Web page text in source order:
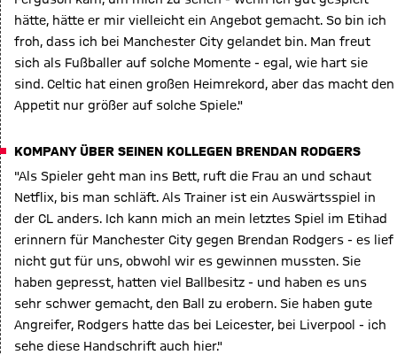
hätte, hätte er mir vielleicht ein Angebot gemacht. So bin ich
froh, dass ich bei Manchester City gelandet bin. Man freut
sich als Fußballer auf solche Momente - egal, wie hart sie
sind. Celtic hat einen großen Heimrekord, aber das macht den
Appetit nur größer auf solche Spiele."
KOMPANY ÜBER SEINEN KOLLEGEN BRENDAN RODGERS
"Als Spieler geht man ins Bett, ruft die Frau an und schaut
Netflix, bis man schläft. Als Trainer ist ein Auswärtsspiel in
der CL anders. Ich kann mich an mein letztes Spiel im Etihad
erinnern für Manchester City gegen Brendan Rodgers - es lief
nicht gut für uns, obwohl wir es gewinnen mussten. Sie
haben gepresst, hatten viel Ballbesitz - und haben es uns
sehr schwer gemacht, den Ball zu erobern. Sie haben gute
Angreifer, Rodgers hatte das bei Leicester, bei Liverpool - ich
sehe diese Handschrift auch hier."